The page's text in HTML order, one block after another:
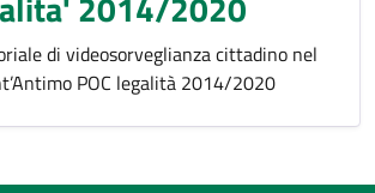
di videosorveglianza cittadino nel
POC legalità 2014/2020